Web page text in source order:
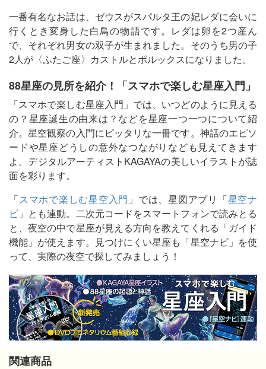
一番有名なお話は、ゼウスがスパルタ王の妃レダに会いに
行くとき変身した白鳥の物語です。レダは卵を2つ産ん
で、それぞれ男女の双子が生まれました。そのうち男の子
2人が〈ふたご座〉カストルとポルックスになりました。
88星座の見所を紹介！「スマホで楽しむ星座入門」
「スマホで楽しむ星座入門」では、いつどのように見える
の？星座誕生の由来は？などを星座一つ一つについて紹
介。星空観察の入門にピッタリな一冊です。神話のエピソ
ードや星座どうしの意外なつながりなども見えてきます
よ。デジタルアーティストKAGAYAの美しいイラストが誌
面を彩ります。
「スマホで楽しむ星空入門 」では、星図アプリ「星空ナ
ビ 」とも連動。二次元コードをスマートフォンで読みとる
と、夜空の中で星座が見える方向を教えてくれる「ガイド
機能」が使えます。見つけにくい星座も「星空ナビ」を使
って、実際の夜空で探してみましょう！
関連商品